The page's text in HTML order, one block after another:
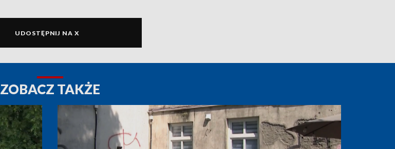
UDOSTĘPNIJ NA X
ZOBACZ TAKŻE